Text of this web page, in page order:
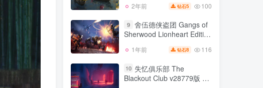
2年前 钻石5 100
9 舍伍德侠盗团 Gangs of
Sherwood Lionheart Edition
v1.7.268191豪华狮心版 集
成全DLC 官方中文
1年前 钻石8 116
10 失忆俱乐部 The
Blackout Club v28779版 官
8
伟大时代 中世纪 Grand
2年前 钻石5 100
9
舍伍德侠盗团 Gangs of
v1.7.268191豪华狮心版 集
成全DLC 官方中文
1年前 钻石8